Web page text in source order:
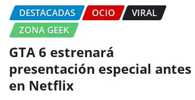
DESTACADAS OCIO
VIRAL
ZONA GEEK
GTA 6 estrenará
presentación especial antes
en Netflix